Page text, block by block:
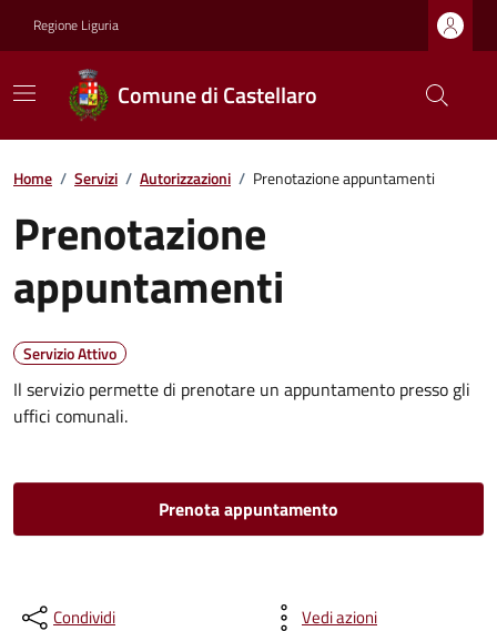
Regione Liguria
Comune di Castellaro
Home / Servizi / Autorizzazioni / Prenotazione appuntamenti
Prenotazione
appuntamenti
Servizio Attivo
Il servizio permette di prenotare un appuntamento presso gli
uffici comunali.
Prenota appuntamento
Condividi Vedi azioni